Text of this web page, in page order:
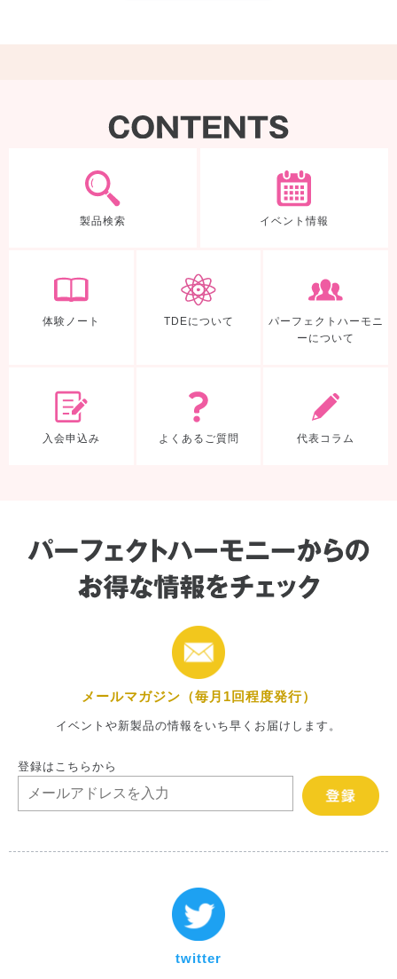
製品検索 イベント情報
体験ノート TDEについて
パーフェクトハーモニ
ーについて
入会申込み よくあるご質問 代表コラム
メールマガジン（毎月1回程度発行）
イベントや新製品の情報をいち早くお届けします。
登録はこちらから
twitter